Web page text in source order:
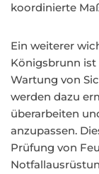
koordinierte
Ein weiterer
Königsbrunn
Wartung von
werden dazu
überarbeiten
anzupassen.
Prüfung von